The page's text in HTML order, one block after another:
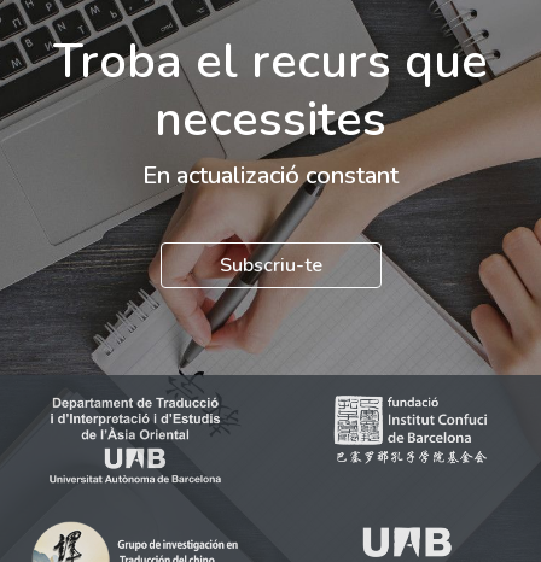
Troba el recurs que
necessites
En actualizació constant
Subscriu-te